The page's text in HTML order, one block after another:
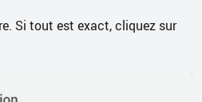
Si tout est exact, cliquez sur